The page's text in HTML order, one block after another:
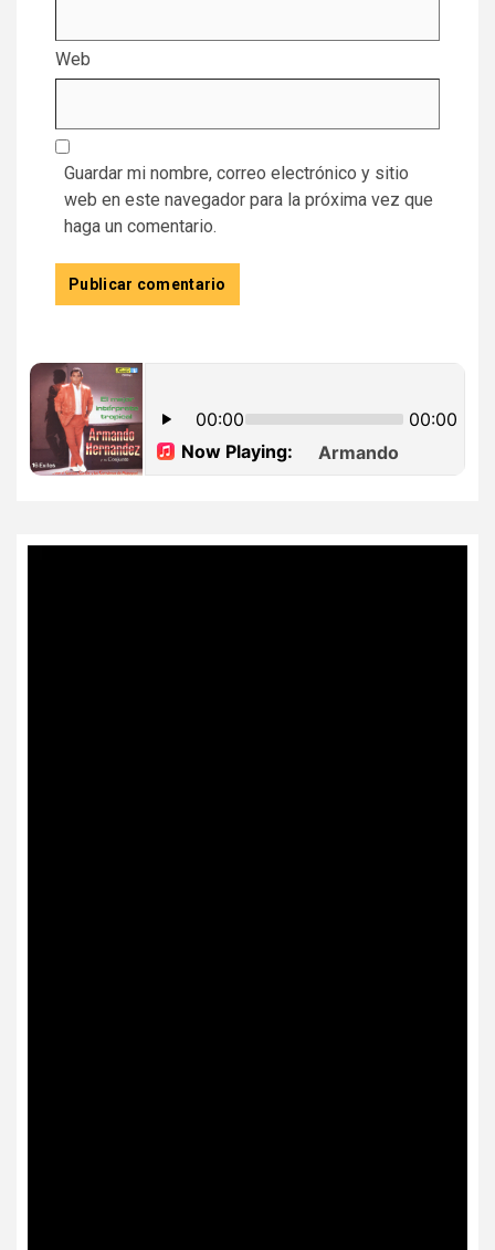
Web
Guardar mi nombre, correo electrónico y sitio
web en este navegador para la próxima vez que
haga un comentario.